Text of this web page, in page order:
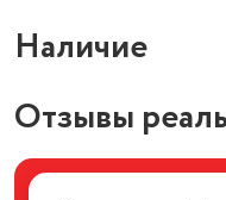
Наличие
Отзывы